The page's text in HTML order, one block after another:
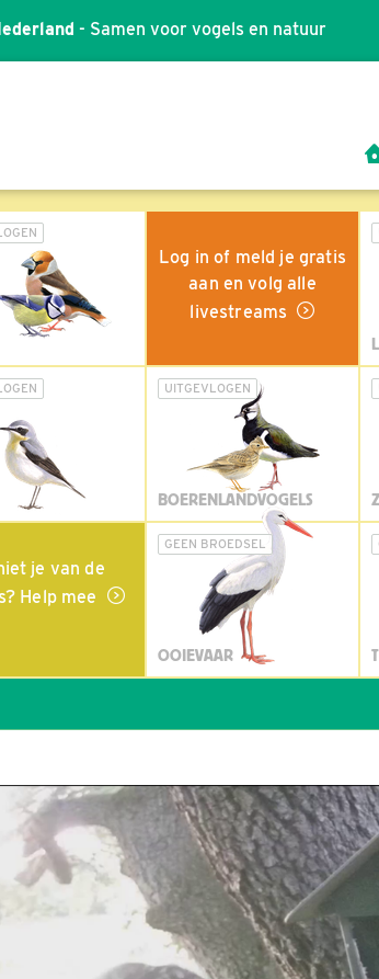
- Samen voor vogels en natuur
Log in of meld je gratis
aan en volg alle
livestreams
UITGEVLOGEN
BOERENLANDVOGELS
je van de
Help mee
GEEN BROEDSEL
OOIEVAAR